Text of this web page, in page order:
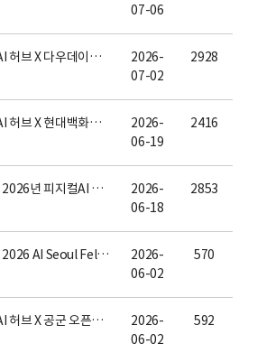
07-06
2026년 서울 AI 허브 X 다우데이타 오픈이노베이션 참여기업 모집(~7/31 12:00)
2026-
07-02
2928
2026년 서울 AI 허브 X 현대백화점 오픈이노베이션 참여기업 모집(~7/17 18시, 오피스아워 7/2 14시)
2026-
06-19
2416
[서울 AI 허브] 2026년 피지컬AI 전문인력 양성과정 1기 모집 안내 (~6/30(화) 18시까지)
2026-
06-18
2853
[서울 AI 허브] 2026 AI Seoul Fellow 런치톡 1회차 강연 안내 - Vision AI-Based Innovat
2026-
06-02
570
2026년 서울 AI 허브 X 공군 오픈이노베이션 선정 결과 공고
2026-
06-02
592